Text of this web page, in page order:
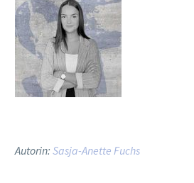
Autorin: Sasja-Anette Fuchs